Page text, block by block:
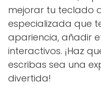
mejorar tu teclado
especializada que
apariencia, añadir
interactivos. ¡Haz
escribas sea una
divertida!